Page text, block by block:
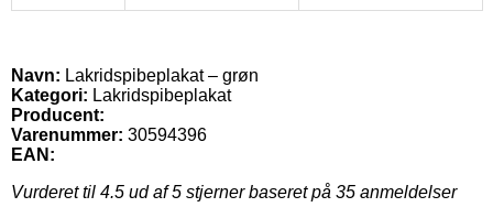
Navn: Lakridspibeplakat – grøn
Kategori: Lakridspibeplakat
Producent:
Varenummer: 30594396
EAN:
Vurderet til 4.5 ud af 5 stjerner baseret på 35 anmeldelser